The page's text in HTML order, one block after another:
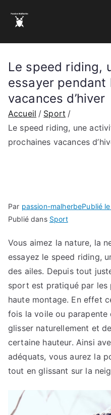
Le speed riding,
essayer pendant
vacances d’hiver
Accueil
Sport
Le speed riding, une
prochaines vacances
Par passion-malherbePublié le
Publié dans Sport
Vous aimez la nature, la
essayez le speed riding,
des ailes. Depuis tout
sport est pratiqué par les
haute montage. En effet
fois la voile ou
glisser naturellement et
certaine hauteur. Ainsi
adéquats, vous aurez la
tout en glissant sur la